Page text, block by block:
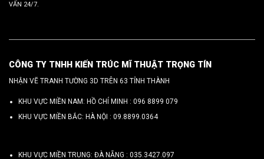
VẤN 24/7.
CÔNG TY TNHH KIẾN TRÚC MĨ THUẬT TRỌNG TÍN
NHẬN VẼ TRANH TƯỜNG 3D TRÊN 63 TỈNH THÀNH
KHU VỰC MIỀN NAM: HỒ CHÍ MINH : 096 8899 079
KHU VỰC MIỀN BẮC: HÀ NỘI : 09.8899.0364
KHU VỰC MIỀN TRUNG: ĐÀ NẴNG : 035.3427.097